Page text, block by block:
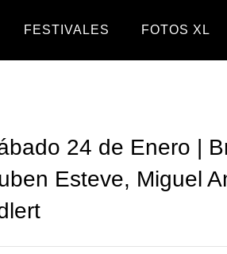
FESTIVALES FOTOS XL
24 de Enero |
Esteve, Miguel